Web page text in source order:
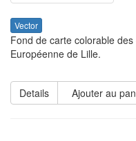
Vector
Fond de carte colorable
Européenne de Lille.
Details Ajouter au